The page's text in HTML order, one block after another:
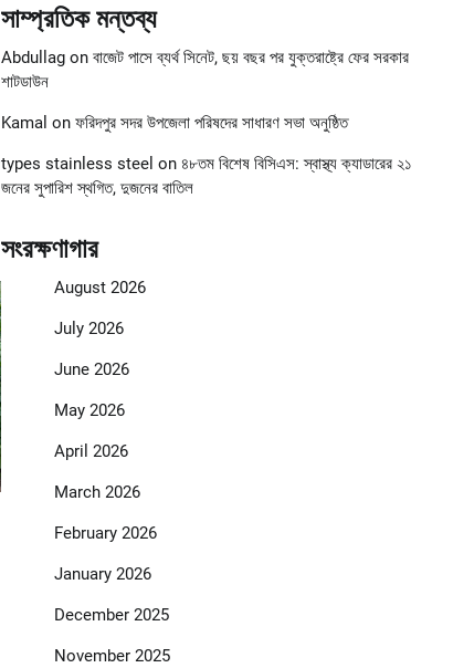
সাম্প্রতিক মন্তব্য
Abdullagon বাজেট পাসে ব্যর্থ সিনেট, ছয় বছর পর যুক্তরাষ্ট্রে ফের সরকার
শাটডাউন
Kamal on ফরিদপুর সদর উপজেলা পরিষদের সাধারণ সভা অনুষ্ঠিত
types stainless steel on ৪৮তম বিশেষ বিসিএস: স্বাস্থ্য ক্যাডারের ২১
জনের সুপারিশ স্থগিত, দুজনের বাতিল
সংরক্ষণাগার
August 2026
July 2026
June 2026
May 2026
April 2026
March 2026
February 2026
January 2026
December 2025
November 2025